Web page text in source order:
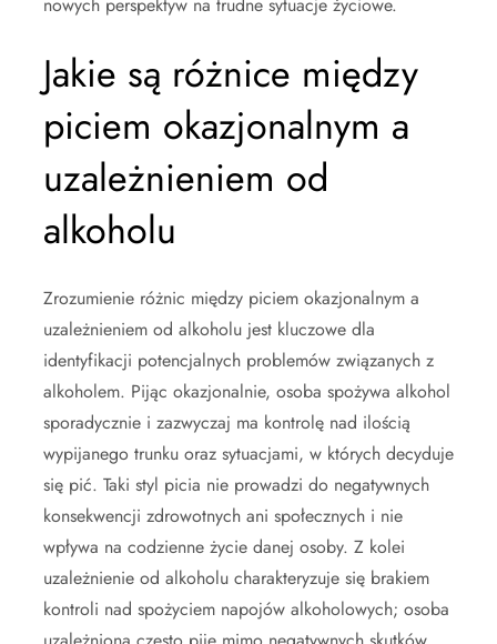
Jakie są różnice między
piciem okazjonalnym a
uzależnieniem od
alkoholu
Zrozumienie różnic między piciem okazjonalnym a
uzależnieniem od alkoholu jest kluczowe dla
identyfikacji potencjalnych problemów związanych z
alkoholem. Pijąc okazjonalnie, osoba spożywa alkohol
sporadycznie i zazwyczaj ma kontrolę nad ilością
wypijanego trunku oraz sytuacjami, w których decyduje
się pić. Taki styl picia nie prowadzi do negatywnych
konsekwencji zdrowotnych ani społecznych i nie
wpływa na codzienne życie danej osoby. Z kolei
uzależnienie od alkoholu charakteryzuje się brakiem
kontroli nad spożyciem napojów alkoholowych; osoba